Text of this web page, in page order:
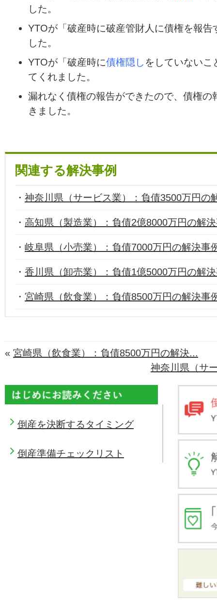
倒産を決断するタイミング
倒産準備チェックリスト
した。
YTOが「破産時に破産管財人に債権を報
した。
YTOが「破産時に債権隠し をしていないこ
てくれました。
漏れなく債権の報告ができたので、債権の
きました。
関連する解決事例
・ 神奈川県（サービス業）：負債3500万円の
・ 高知県（製造業）：負債2億8000万円の解
・ 岐阜県（小売業）：負債7000万円の解決事
・ 香川県（卸売業）：負債1億5000万円の解
・ 宮崎県（飲食業）：負債8500万円の解決事
« 宮崎県（飲食業）：負債8500万円の解決...
神奈川県（サ